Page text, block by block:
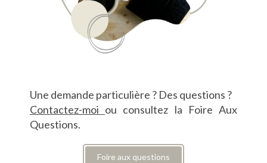
Une demande particulière ? Des questions ?
Contactez-moi ou consultez la Foire Aux
Questions.
Foire aux questions